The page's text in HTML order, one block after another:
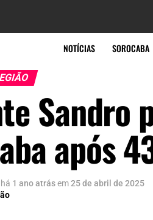
NOTÍCIAS SOROCABA
Sandro
após
1 ano atrásem25 de abril de 2025